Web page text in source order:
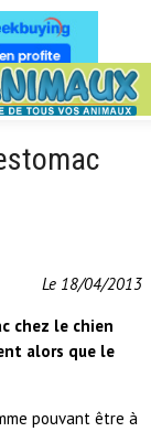
Le 18/04/2013
chez le chien
alors que le
pouvant être à